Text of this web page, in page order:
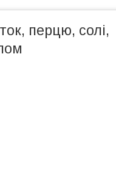
перцю, солі,